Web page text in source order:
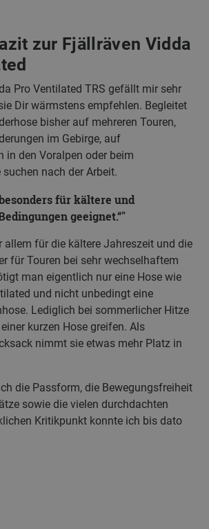
zur Fjällräven Vidda
Pro Ventilated TRS gefällt mir sehr
Dir wärmstens empfehlen. Begleitet
bisher auf mehreren Touren,
im Gebirge, auf
in den Voralpen oder beim
nach der Arbeit.
für kältere und
geeignet.“
allem für die kältere Jahreszeit und die
für Touren bei sehr wechselhaftem
man eigentlich nur eine Hose wie
und nicht unbedingt eine
Lediglich bei sommerlicher Hitze
kurzen Hose greifen. Als
nimmt sie etwas mehr Platz in
die Passform, die Bewegungsfreiheit
sowie die vielen durchdachten
Kritikpunkt konnte ich bis dato